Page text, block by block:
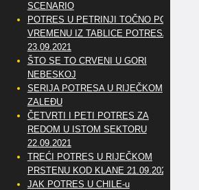
SCENARIO
POTRES U PETRINJI TOČNO PO
VREMENU IZ TABLICE POTRESA
23.09.2021
ŠTO SE TO CRVENI U GORI
NEBESKOJ
SERIJA POTRESA U RIJEČKOM
ZALEĐU
ČETVRTI I PETI POTRES ZA
REDOM U ISTOM SEKTORU
22.09.2021
TREĆI POTRES U RIJEČKOM
PRSTENU KOD KLANE 21.09.2021
JAK POTRES U CHILE-u